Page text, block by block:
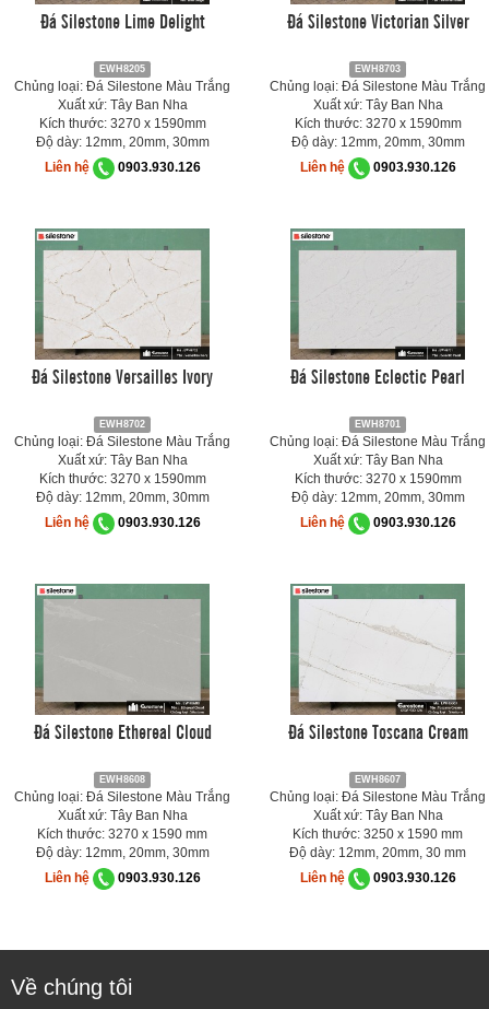
Đá Silestone Lime Delight
EWH8205
Chủng loại: Đá Silestone Màu Trắng
Xuất xứ: Tây Ban Nha
Kích thước: 3270 x 1590mm
Độ dày: 12mm, 20mm, 30mm
Liên hệ
0903.930.126
Đá Silestone Victorian Silver
EWH8703
Chủng loại: Đá Silestone Màu Trắng
Xuất xứ: Tây Ban Nha
Kích thước: 3270 x 1590mm
Độ dày: 12mm, 20mm, 30mm
Liên hệ
0903.930.126
Đá Silestone Versailles Ivory
EWH8702
Chủng loại: Đá Silestone Màu Trắng
Xuất xứ: Tây Ban Nha
Kích thước: 3270 x 1590mm
Độ dày: 12mm, 20mm, 30mm
Liên hệ
0903.930.126
Đá Silestone Eclectic Pearl
EWH8701
Chủng loại: Đá Silestone Màu Trắng
Xuất xứ: Tây Ban Nha
Kích thước: 3270 x 1590mm
Độ dày: 12mm, 20mm, 30mm
Liên hệ
0903.930.126
Đá Silestone Ethereal Cloud
EWH8608
Chủng loại: Đá Silestone Màu Trắng
Xuất xứ: Tây Ban Nha
Kích thước: 3270 x 1590 mm
Độ dày: 12mm, 20mm, 30mm
Liên hệ
0903.930.126
Đá Silestone Toscana Cream
EWH8607
Chủng loại: Đá Silestone Màu Trắng
Xuất xứ: Tây Ban Nha
Kích thước: 3250 x 1590 mm
Độ dày: 12mm, 20mm, 30 mm
Liên hệ
0903.930.126
Về chúng tôi